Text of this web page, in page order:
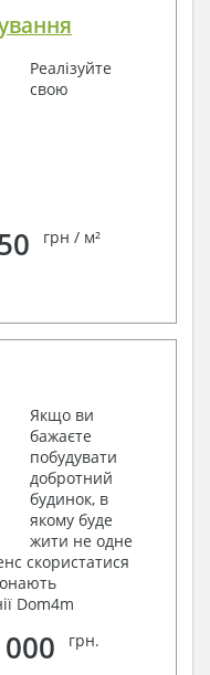
Реалізуйте
свою
грн / м²
Якщо ви
бажаєте
побудувати
добротний
будинок, в
якому буде
жити не одне
скористатися
Dom4m
грн.